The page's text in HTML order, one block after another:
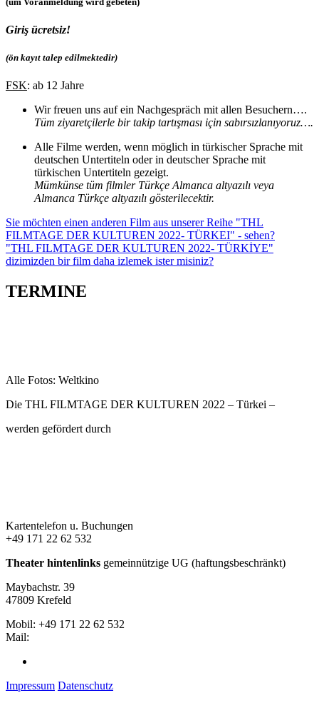
Giriş ücretsiz!
(ön kayıt talep edilmektedir)
FSK: ab 12 Jahre
Wir freuen uns auf ein Nachgespräch mit allen Besuchern….
Tüm ziyaretçilerle bir takip tartışması için sabırsızlanıyoruz….
Alle Filme werden, wenn möglich in türkischer Sprache mit
deutschen Untertiteln oder in deutscher Sprache mit
türkischen Untertiteln gezeigt.
Mümkünse tüm filmler Türkçe Almanca altyazılı veya
Almanca Türkçe altyazılı gösterilecektir.
Sie möchten einen anderen Film aus unserer Reihe "THL
FILMTAGE DER KULTUREN 2022- TÜRKEI" - sehen?
"THL FILMTAGE DER KULTUREN 2022- TÜRKİYE"
dizimizden bir film daha izlemek ister misiniz?
TERMINE
Alle Fotos: Weltkino
Die THL FILMTAGE DER KULTUREN 2022 – Türkei –
werden gefördert durch
Kartentelefon u. Buchungen
+49 171 22 62 532
Theater hintenlinks gemeinnützige UG (haftungsbeschränkt)
Maybachstr. 39
47809 Krefeld
Mobil: +49 171 22 62 532
Mail:
Impressum Datenschutz